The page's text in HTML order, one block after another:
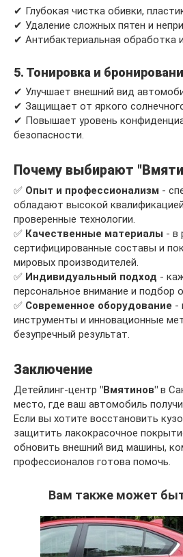
✔ Глубокая чистка обивки,
✔ Удаление сложных пятен и
✔ Антибактериальная обработка
5. Тонировка и
✔ Улучшает внешний вид
✔ Защищает от яркого
✔ Повышает уровень
безопасности.
Почему выбирают
✅ Опыт и профессионализм -
обладают высокой
проверенные технологии.
✅ Качественные материалы - в
сертифицированные составы и
мировых производителей.
✅ Индивидуальный подход -
персональное внимание и подбор
✅ Современное оборудование -
инструменты и инновационные
безупречный результат.
Заключение
Детейлинг-центр "Вмятинов" в
место, где ваш автомобиль
Если вы хотите восстановить
защитить лакокрасочное
обновить внешний вид машины,
профессионалов готова помочь.
Вам также может